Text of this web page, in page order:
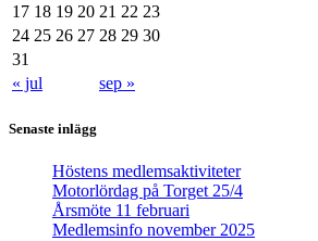
17 18 19 20 21 22 23
24 25 26 27 28 29 30
31
« jul
sep »
Senaste inlägg
Höstens medlemsaktiviteter
Motorlördag på Torget 25/4
Årsmöte 11 februari
Medlemsinfo november 2025